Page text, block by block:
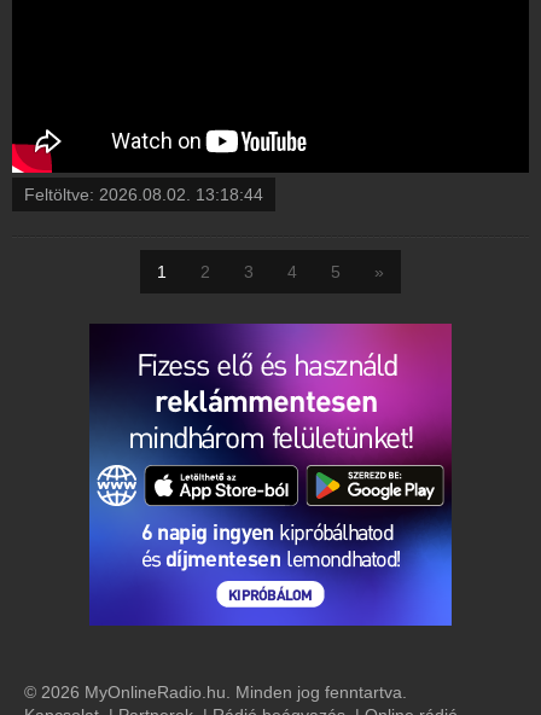
Feltöltve: 2026.08.02. 13:18:44
1 2 3 4 5 »
© 2026 MyOnlineRadio.hu. Minden jog fenntartva.